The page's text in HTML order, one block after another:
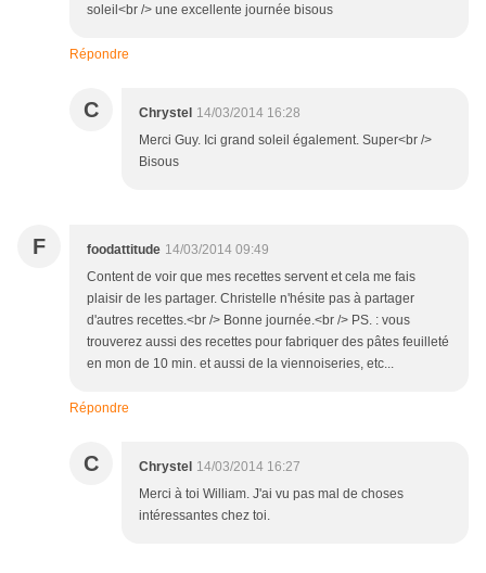
soleil<br /> une excellente journée bisous
Répondre
C Chrystel 14/03/2014 16:28
Merci Guy. Ici grand soleil également. Super<br />
Bisous
F foodattitude 14/03/2014 09:49
Content de voir que mes recettes servent et cela me fais
plaisir de les partager. Christelle n'hésite pas à partager
d'autres recettes.<br /> Bonne journée.<br /> PS. : vous
trouverez aussi des recettes pour fabriquer des pâtes feuilleté
en mon de 10 min. et aussi de la viennoiseries, etc...
Répondre
C Chrystel 14/03/2014 16:27
Merci à toi William. J'ai vu pas mal de choses
intéressantes chez toi.